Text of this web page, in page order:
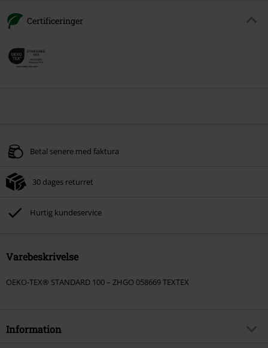
Certificeringer
Betal senere med faktura
30 dages returret
Hurtig kundeservice
Varebeskrivelse
OEKO-TEX® STANDARD 100 – ZHGO 058669 TEXTEX
Information